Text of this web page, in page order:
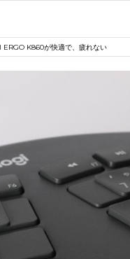
K860が快適で、疲れない